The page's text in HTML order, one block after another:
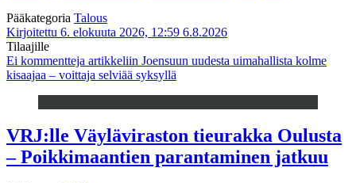
Pääkategoria Talous
Kirjoitettu 6. elokuuta 2026, 12:59 6.8.2026
Tilaajille
Ei kommentteja artikkeliin Joensuun uudesta uimahallista kolme
kisaajaa – voittaja selviää syksyllä
VRJ:lle Väyläviraston tieurakka Oulusta
– Poikkimaantien parantaminen jatkuu